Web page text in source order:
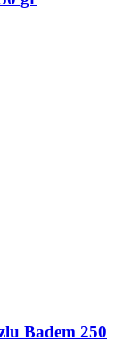
Badem 250